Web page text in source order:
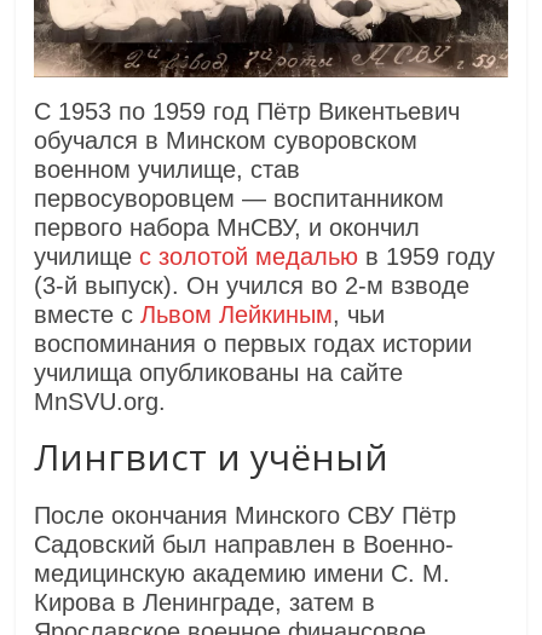
С 1953 по 1959 год Пётр Викентьевич
обучался в Минском суворовском
военном училище, став
первосуворовцем — воспитанником
первого набора МнСВУ, и окончил
училищес золотой медалью в 1959 году
(3-й выпуск). Он учился во 2-м взводе
вместе сЛьвом Лейкиным, чьи
воспоминания о первых годах истории
училища опубликованы на сайте
MnSVU.org.
Лингвист и учёный
После окончания Минского СВУ Пётр
Садовский был направлен в Военно-
медицинскую академию имени С. М.
Кирова в Ленинграде, затем в